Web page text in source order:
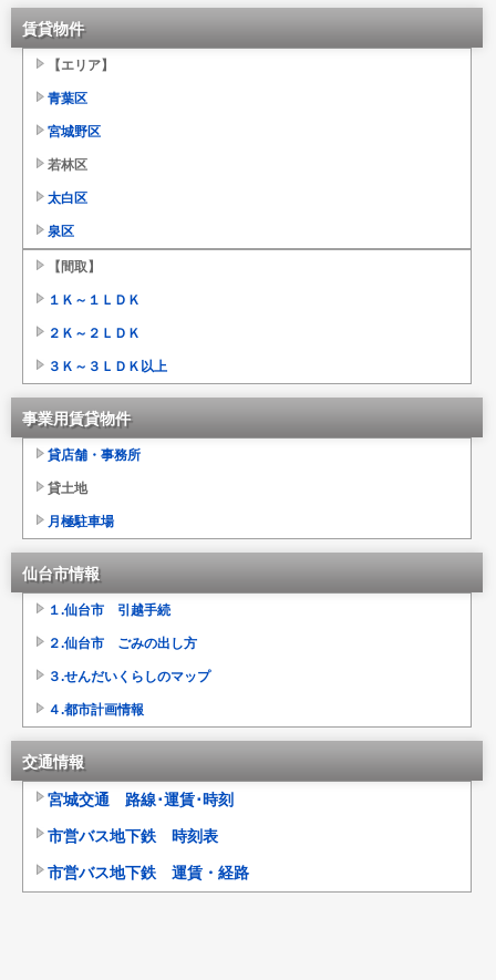
賃貸物件
【エリア】
青葉区
宮城野区
若林区
太白区
泉区
【間取】
１Ｋ～１ＬＤＫ
２Ｋ～２ＬＤＫ
３Ｋ～３ＬＤＫ以上
事業用賃貸物件
貸店舗・事務所
貸土地
月極駐車場
仙台市情報
１.仙台市 引越手続
２.仙台市 ごみの出し方
３.せんだいくらしのマップ
４.都市計画情報
交通情報
宮城交通 路線･運賃･時刻
市営バス地下鉄 時刻表
市営バス地下鉄 運賃・経路